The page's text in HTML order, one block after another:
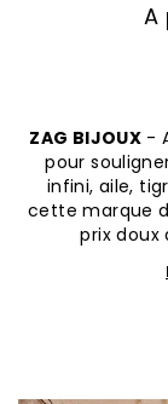
A
ZAG BIJOUX -
pour
infini, aile,
cette marque
prix doux